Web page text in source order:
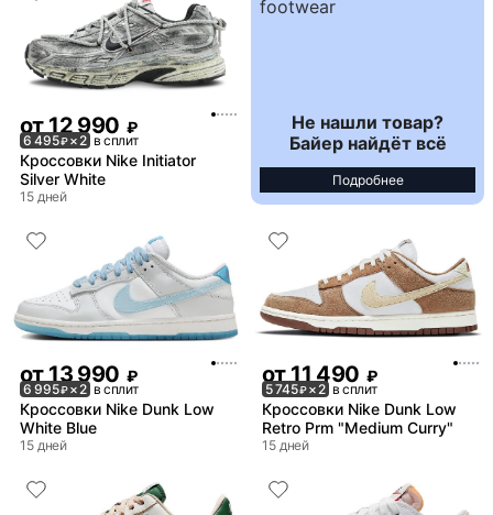
от12 990 ₽
6 495₽× 2 в сплит
Кроссовки Nike Initiator
Silver White
15 дней
Не нашли товар?
Байер найдёт всё
Подробнее
от 13 990 ₽
6 995₽× 2 в сплит
Кроссовки Nike Dunk Low
White Blue
15 дней
от 11 490 ₽
5 745₽× 2 в сплит
Кроссовки Nike Dunk Low
Retro Prm "Medium Curry"
15 дней